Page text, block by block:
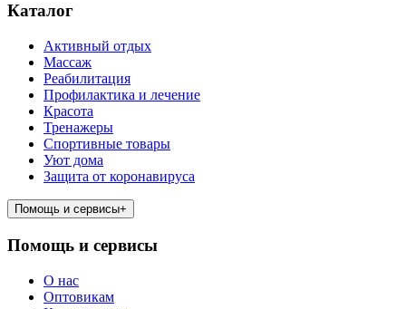
Каталог
Активный отдых
Массаж
Реабилитация
Профилактика и лечение
Красота
Тренажеры
Спортивные товары
Уют дома
Защита от коронавируса
Помощь и сервисы+
Помощь и сервисы
О нас
Оптовикам